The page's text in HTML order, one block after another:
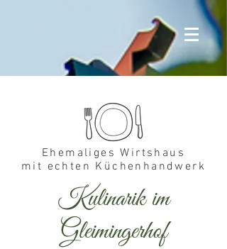
Ehemaliges Wirtshaus
mit echten Küchenhandwerk
Kulinarik im
Gleimingerhof